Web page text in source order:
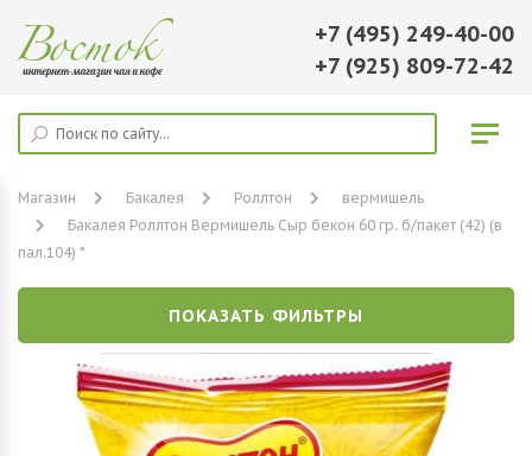
+7 (495) 249-40-00
+7 (925) 809-72-42
Магазин Бакалея Роллтон
вермишель
Бакалея Роллтон Вермишель Сыр бекон 60 гр. б/пакет (42) (в
пал.104) *
ПОКАЗАТЬ ФИЛЬТРЫ